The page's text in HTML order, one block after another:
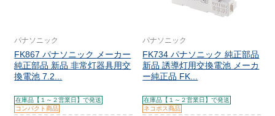
パナソニック
FK867 パナソニック メーカー
純正部品 新品 非常灯器具用交
換電池 7.2...
在庫品【１～２営業日】で発送
コンパクト商品
パナソニック
FK734 パナソニック 純正部品
新品 誘導灯用交換電池 メーカ
ー純正品 FK...
在庫品【１～２営業日】で発送
ネコポス商品